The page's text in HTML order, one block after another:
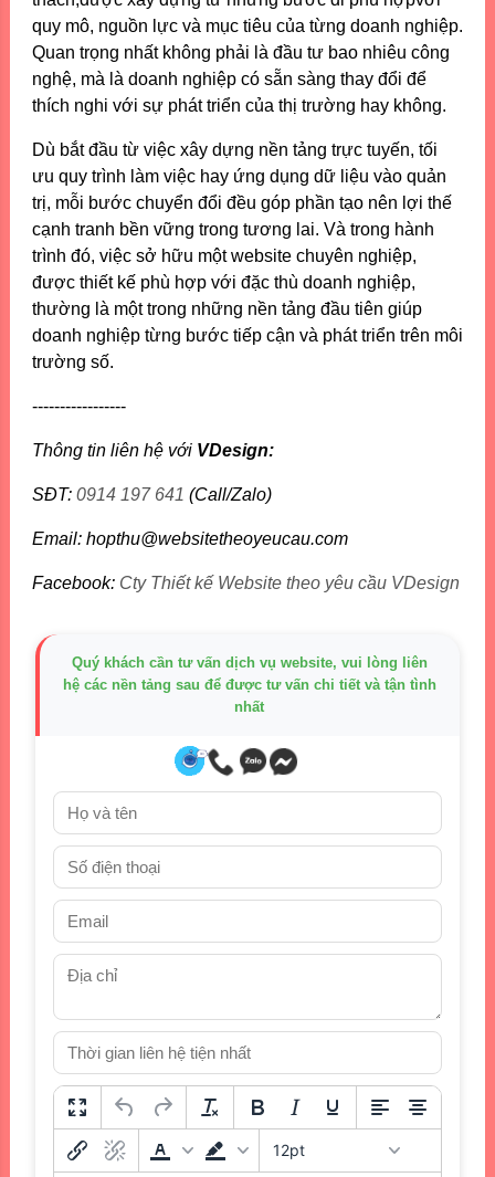
quy mô, nguồn lực và mục tiêu của từng doanh nghiệp.
Quan trọng nhất không phải là đầu tư bao nhiêu công
nghệ, mà là doanh nghiệp có sẵn sàng thay đổi để
thích nghi với sự phát triển của thị trường hay không.
Dù bắt đầu từ việc xây dựng nền tảng trực tuyến, tối
ưu quy trình làm việc hay ứng dụng dữ liệu vào quản
trị, mỗi bước chuyển đổi đều góp phần tạo nên lợi thế
cạnh tranh bền vững trong tương lai. Và trong hành
trình đó, việc sở hữu một website chuyên nghiệp,
được thiết kế phù hợp với đặc thù doanh nghiệp,
thường là một trong những nền tảng đầu tiên giúp
doanh nghiệp từng bước tiếp cận và phát triển trên môi
trường số.
-----------------
Thông tin liên hệ với VDesign:
SĐT: 0914 197 641 (Call/Zalo)
Email: hopthu@websitetheoyeucau.com
Facebook: Cty Thiết kế Website theo yêu cầu VDesign
Quý khách cần tư vấn dịch vụ website, vui lòng liên
hệ các nền tảng sau để được tư vấn chi tiết và tận tình
nhất
12pt